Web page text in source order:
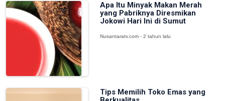
Apa Itu Minyak Makan Merah
yang Pabriknya Diresmikan
Jokowi Hari Ini di Sumut
Nusantaratv.com - 2 tahun lalu
Tips Memilih Toko Emas yang